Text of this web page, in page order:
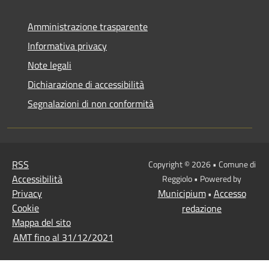
Amministrazione trasparente
Informativa privacy
Note legali
Dichiarazione di accessibilità
Segnalazioni di non conformità
RSS
Accessibilità
Privacy
Cookie
Mappa del sito
AMT fino al 31/12/2021
Copyright © 2026 • Comune di
Reggiolo • Powered by
Municipium• Accesso
redazione